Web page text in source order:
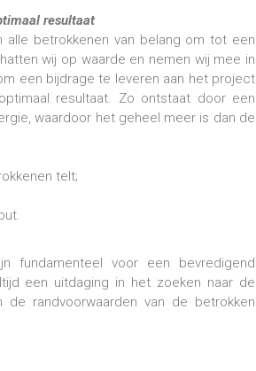
resultaat
betrokkenen van belang om tot een
wij op waarde en nemen wij mee in
een bijdrage te leveren aan het project
resultaat. Zo ontstaat door een
waardoor het geheel meer is dan de
telt;
fundamenteel voor een bevredigend
een uitdaging in het zoeken naar de
randvoorwaarden van de betrokken